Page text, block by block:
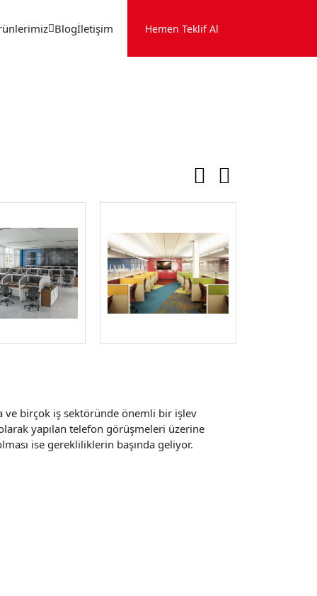
Blogİletişim Hemen Teklif Al
ve birçok iş sektöründe önemli bir işlev
yapılan telefon görüşmeleri üzerine
ise gerekliliklerin başında geliyor.